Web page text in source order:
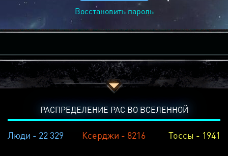
Восстановить пароль
РАСПРЕДЕЛЕНИЕ РАС ВО ВСЕЛЕННОЙ
Люди - 22 329 Ксерджи - 8216 Тоссы - 1941